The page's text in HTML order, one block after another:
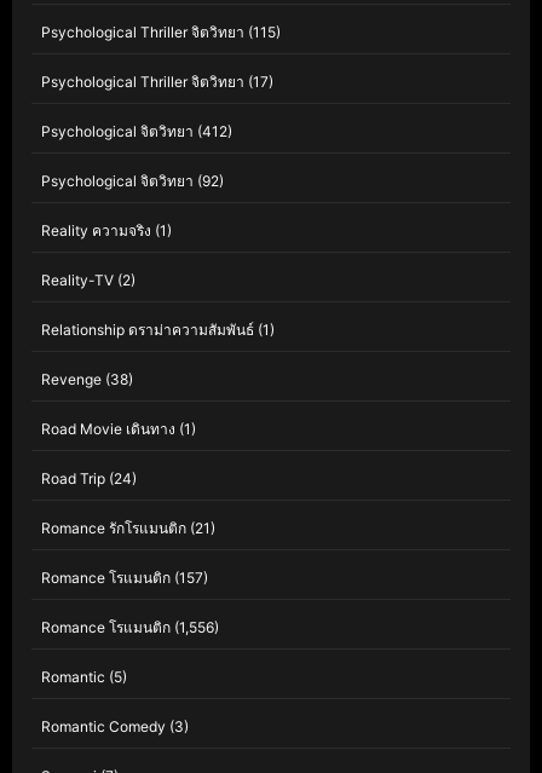
Psychological Thriller จิตวิทยา (115)
Psychological Thriller จิตวิทยา (17)
Psychological จิตวิทยา (412)
Psychological จิตวิทยา (92)
Reality ความจริง (1)
Reality-TV (2)
Relationship ดราม่าความสัมพันธ์ (1)
Revenge (38)
Road Movie เดินทาง (1)
Road Trip (24)
Romance รักโรแมนติก (21)
Romance โรแมนติก (157)
Romance โรแมนติก (1,556)
Romantic (5)
Romantic Comedy (3)